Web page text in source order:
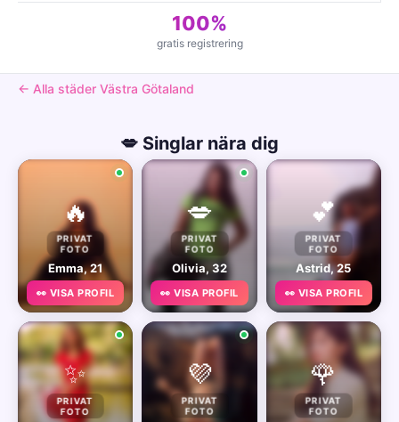
100%
gratis registrering
← Alla städer Västra Götaland
💋 Singlar nära dig
🔥
PRIVAT
FOTO
Emma, 21
👀 VISA PROFIL
💋
PRIVAT
FOTO
Olivia, 32
👀 VISA PROFIL
💕
PRIVAT
FOTO
Astrid, 25
👀 VISA PROFIL
✨
PRIVAT
FOTO
💜
PRIVAT
FOTO
🌹
PRIVAT
FOTO